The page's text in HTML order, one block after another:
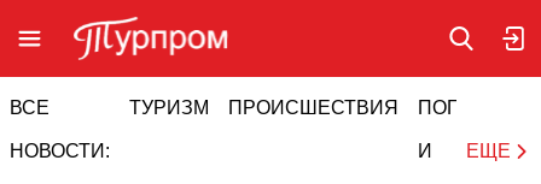
ВСЕ
НОВОСТИ:
ТУРИЗМ ПРОИСШЕСТВИЯ ПОГОДА
И ЕЩЕ